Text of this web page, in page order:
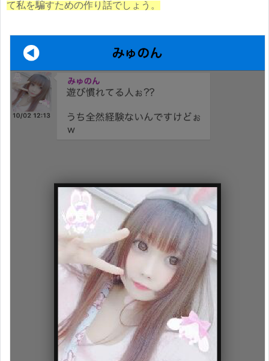
て私を騙すための作り話でしょう。